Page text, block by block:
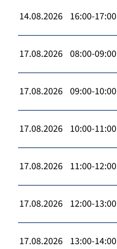
14.08.2026 16:00-17:00
17.08.2026 08:00-09:00
17.08.2026 09:00-10:00
17.08.2026 10:00-11:00
17.08.2026 11:00-12:00
17.08.2026 12:00-13:00
17.08.2026 13:00-14:00